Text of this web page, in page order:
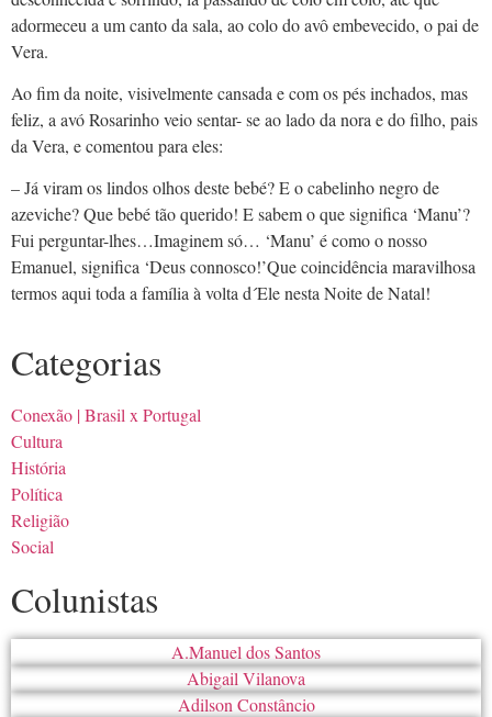
adormeceu a um canto da sala, ao colo do avô embevecido, o pai de
Vera.
Ao fim da noite, visivelmente cansada e com os pés inchados, mas
feliz, a avó Rosarinho veio sentar- se ao lado da nora e do filho, pais
da Vera, e comentou para eles:
– Já viram os lindos olhos deste bebé? E o cabelinho negro de
azeviche? Que bebé tão querido! E sabem o que significa ‘Manu’?
Fui perguntar-lhes…Imaginem só… ‘Manu’ é como o nosso
Emanuel, significa ‘Deus connosco!’Que coincidência maravilhosa
termos aqui toda a família à volta d´Ele nesta Noite de Natal!
Categorias
Conexão | Brasil x Portugal
Cultura
História
Política
Religião
Social
Colunistas
A.Manuel dos Santos
Abigail Vilanova
Adilson Constâncio